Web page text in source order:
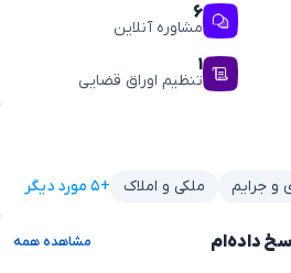
۶
مشاوره آنلاین
۱
تنظیم اوراق قضایی
و جرایم ملکی و املاک +۵ مورد دیگر
داده‌ام مشاهده همه